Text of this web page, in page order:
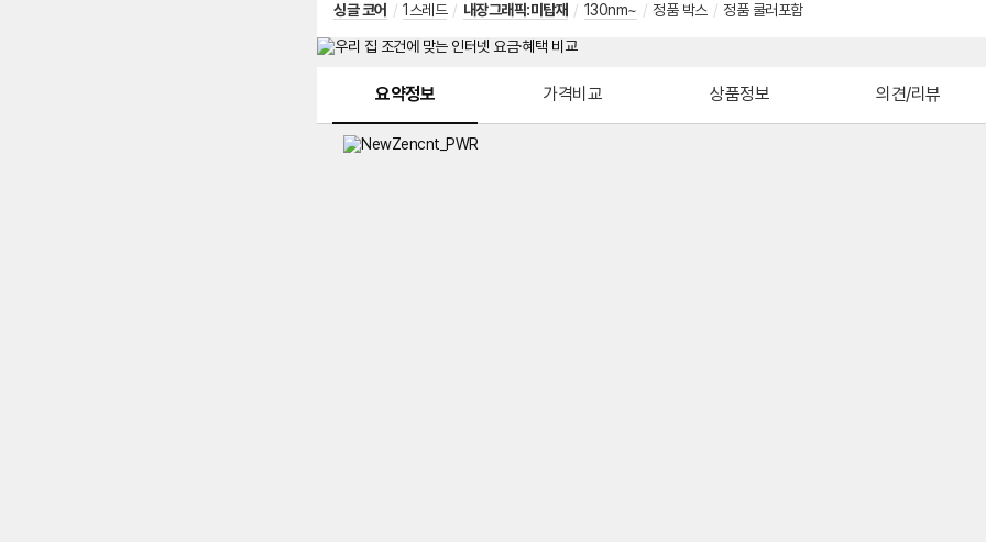
싱글 코어 / 1스레드 / 내장그래픽:미탑재 / 130nm~ / 정품 박스 / 정품 쿨러포함
요약정보 가격비교 상품정보 의견/리뷰